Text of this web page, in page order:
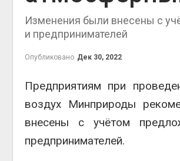
Изменения были внесены с
и предпринимателей
Опубликовано Дек 30, 2022
Предприятиям при
воздух Минприроды
внесены с учётом
предпринимателей.